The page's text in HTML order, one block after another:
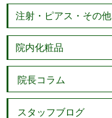
注射・ピアス・その他
院内化粧品
院長コラム
スタッフブログ